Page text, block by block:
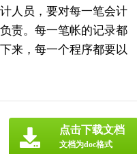
人员，要对每一笔会计
责。每一笔帐的记录都
来，每一个程序都要以
点击下载文档
文档为doc格式